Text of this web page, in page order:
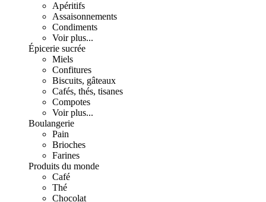
Apéritifs
Assaisonnements
Condiments
Voir plus...
Épicerie sucrée
Miels
Confitures
Biscuits, gâteaux
Cafés, thés, tisanes
Compotes
Voir plus...
Boulangerie
Pain
Brioches
Farines
Produits du monde
Café
Thé
Chocolat